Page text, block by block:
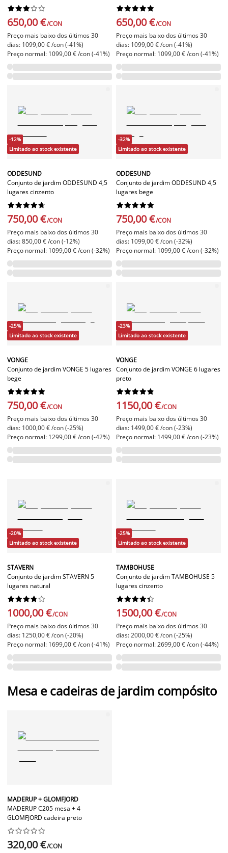






650,00 €/CON
Preço mais baixo dos últimos 30
dias: 1099,00 € /con (-41%)
Preço normal: 1099,00 € /con (-41%)






650,00 €/CON
Preço mais baixo dos últimos 30
dias: 1099,00 € /con (-41%)
Preço normal: 1099,00 € /con (-41%)
-12%
Limitado ao stock existente
ODDESUND
Conjunto de jardim ODDESUND 4,5
lugares cinzento






750,00 €/CON
Preço mais baixo dos últimos 30
dias: 850,00 € /con (-12%)
Preço normal: 1099,00 € /con (-32%)
-32%
Limitado ao stock existente
ODDESUND
Conjunto de jardim ODDESUND 4,5
lugares bege






750,00 €/CON
Preço mais baixo dos últimos 30
dias: 1099,00 € /con (-32%)
Preço normal: 1099,00 € /con (-32%)
-25%
Limitado ao stock existente
VONGE
Conjunto de jardim VONGE 5 lugares
bege






750,00 €/CON
Preço mais baixo dos últimos 30
dias: 1000,00 € /con (-25%)
Preço normal: 1299,00 € /con (-42%)
-23%
Limitado ao stock existente
VONGE
Conjunto de jardim VONGE 6 lugares
preto






1150,00 €/CON
Preço mais baixo dos últimos 30
dias: 1499,00 € /con (-23%)
Preço normal: 1499,00 € /con (-23%)
-20%
Limitado ao stock existente
STAVERN
Conjunto de jardim STAVERN 5
lugares natural






1000,00 €/CON
Preço mais baixo dos últimos 30
dias: 1250,00 € /con (-20%)
Preço normal: 1699,00 € /con (-41%)
-25%
Limitado ao stock existente
TAMBOHUSE
Conjunto de jardim TAMBOHUSE 5
lugares cinzento






1500,00 €/CON
Preço mais baixo dos últimos 30
dias: 2000,00 € /con (-25%)
Preço normal: 2699,00 € /con (-44%)
Mesa e cadeiras de jardim compósito
MADERUP + GLOMFJORD
MADERUP C205 mesa + 4
GLOMFJORD cadeira preto






320,00 €/CON